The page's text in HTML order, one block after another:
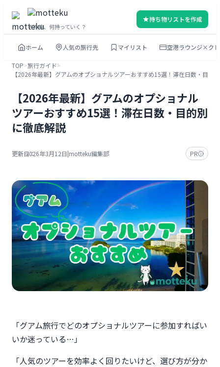
を
その旅、何持っていく？
持ち物リストを作成
ホーム 人気の旅行先 マイリスト 空港ラウンジ×ク
TOP>旅行ガイド>
【2026年最新】グアムのオプショナルツアーおすすめ15選！滞在日数・目的
【2026年最新】グアムのオプショナル
ツアーおすすめ15選！滞在日数・目的別
に徹底解説
更新日：2026年3月12日|motteku編集部 PR
「グアム旅行でどのオプショナルツアーに参加すればい
いか迷っている…」
「人気のツアーを効率よく回りたいけど、選び方が分か